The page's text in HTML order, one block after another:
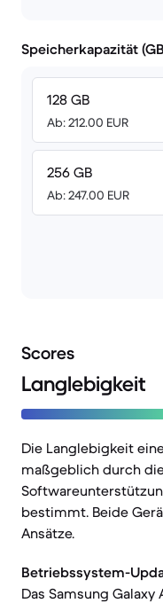
Speicherkapazität
128 GB
Ab: 212.00 EUR
256 GB
Ab: 247.00 EUR
Scores
Langlebigkeit
Die Langlebigkeit
maßgeblich durch
bestimmt. Beide
Ansätze.
Betriebssystem-
Das Samsung